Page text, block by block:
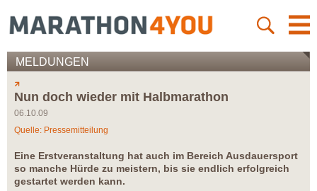
MELDUNGEN
Nun doch wieder mit Halbmarathon
06.10.09
Quelle: Pressemitteilung
Eine Erstveranstaltung hat auch im Bereich Ausdauersport
so manche Hürde zu meistern, bis sie endlich erfolgreich
gestartet werden kann.